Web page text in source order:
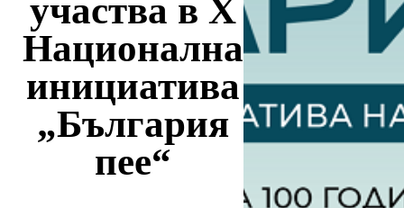
участва в X
Национална
инициатива
„България
пее“